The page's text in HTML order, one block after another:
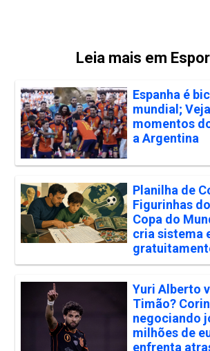
Leia mais em
Espanha é
mundial;
momentos
a Argentina
Planilha de
Figurinhas
Copa do
cria sistema
Yuri Alberto
Timão?
negociando
milhões de
enfrenta